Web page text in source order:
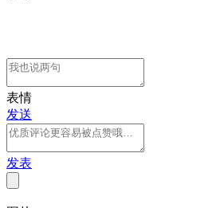
表情
发送
发表